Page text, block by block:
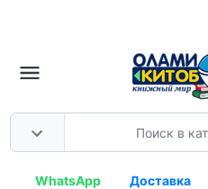
WhatsApp Доставка